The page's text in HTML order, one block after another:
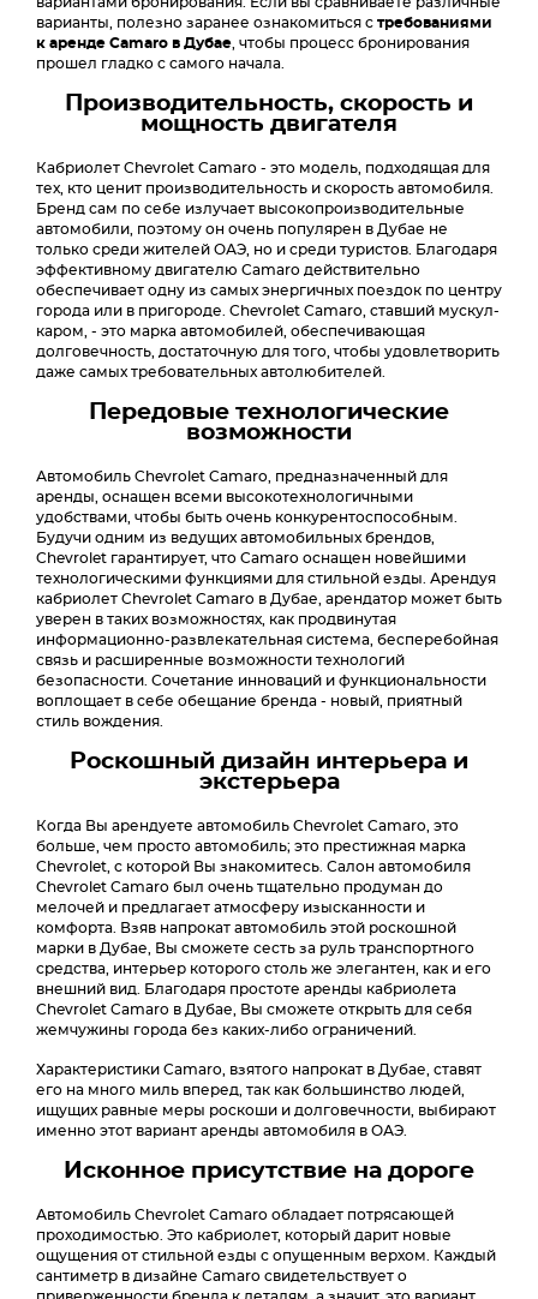
варианты, полезно заранее ознакомиться с требованиями
к аренде Camaro в Дубае , чтобы процесс бронирования
прошел гладко с самого начала.
Производительность, скорость и
мощность двигателя
Кабриолет Chevrolet Camaro - это модель, подходящая для
тех, кто ценит производительность и скорость автомобиля.
Бренд сам по себе излучает высокопроизводительные
автомобили, поэтому он очень популярен в Дубае не
только среди жителей ОАЭ, но и среди туристов. Благодаря
эффективному двигателю Camaro действительно
обеспечивает одну из самых энергичных поездок по центру
города или в пригороде. Chevrolet Camaro, ставший мускул-
каром, - это марка автомобилей, обеспечивающая
долговечность, достаточную для того, чтобы удовлетворить
даже самых требовательных автолюбителей.
Передовые технологические
возможности
Автомобиль Chevrolet Camaro, предназначенный для
аренды, оснащен всеми высокотехнологичными
удобствами, чтобы быть очень конкурентоспособным.
Будучи одним из ведущих автомобильных брендов,
Chevrolet гарантирует, что Camaro оснащен новейшими
технологическими функциями для стильной езды. Арендуя
кабриолет Chevrolet Camaro в Дубае, арендатор может быть
уверен в таких возможностях, как продвинутая
информационно-развлекательная система, бесперебойная
связь и расширенные возможности технологий
безопасности. Сочетание инноваций и функциональности
воплощает в себе обещание бренда - новый, приятный
стиль вождения.
Роскошный дизайн интерьера и
экстерьера
Когда Вы арендуете автомобиль Chevrolet Camaro, это
больше, чем просто автомобиль; это престижная марка
Chevrolet, с которой Вы знакомитесь. Салон автомобиля
Chevrolet Camaro был очень тщательно продуман до
мелочей и предлагает атмосферу изысканности и
комфорта. Взяв напрокат автомобиль этой роскошной
марки в Дубае, Вы сможете сесть за руль транспортного
средства, интерьер которого столь же элегантен, как и его
внешний вид. Благодаря простоте аренды кабриолета
Chevrolet Camaro в Дубае, Вы сможете открыть для себя
жемчужины города без каких-либо ограничений.
Характеристики Camaro, взятого напрокат в Дубае, ставят
его на много миль вперед, так как большинство людей,
ищущих равные меры роскоши и долговечности, выбирают
именно этот вариант аренды автомобиля в ОАЭ.
Исконное присутствие на дороге
Автомобиль Chevrolet Camaro обладает потрясающей
проходимостью. Это кабриолет, который дарит новые
ощущения от стильной езды с опущенным верхом. Каждый
сантиметр в дизайне Camaro свидетельствует о